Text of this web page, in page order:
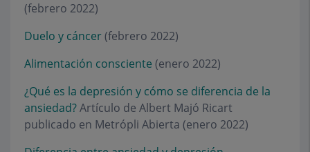
(febrero 2022)
Duelo y cáncer(febrero 2022)
Alimentación consciente (enero 2022)
¿Qué es la depresión y cómo se diferencia de la
ansiedad?Artículo de Albert Majó Ricart
publicado en Metrópli Abierta (enero 2022)